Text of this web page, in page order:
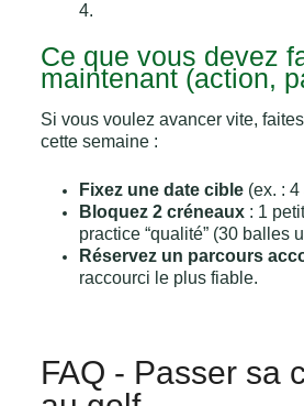
4.
Ce que vous devez
maintenant (action,
Si vous voulez avancer vite,
cette semaine :
Fixez une date cible(ex. : 4
Bloquez 2 créneaux: 1
practice “qualité” (30 balles
Réservez un parcours
raccourci le plus fiable.
FAQ - Passer sa